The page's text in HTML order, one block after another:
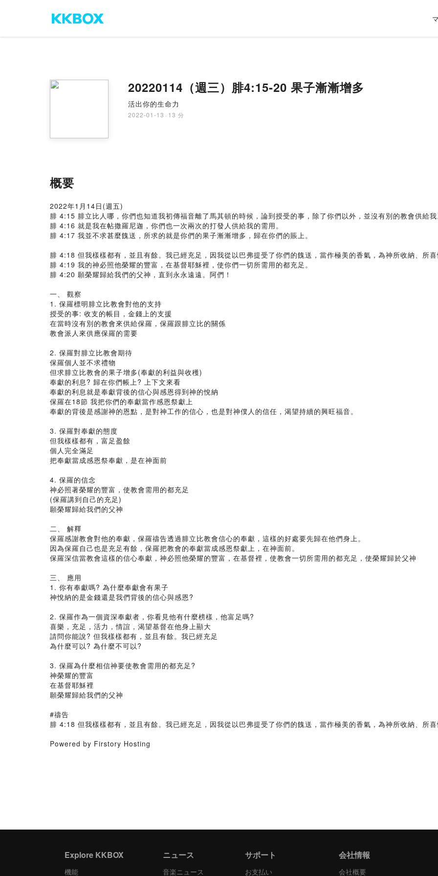
20220114（週三）腓4:15-20 果子漸漸增多
活出你的生命力
2022-01-13 · 13 分
概要
2022年1月14日(週五)
腓 4:15 腓立比人哪，你們也知道我初傳福音離了馬其頓的時候，論到授受的事，除了你們以外，並沒有別的教會供給我
腓 4:16 就是我在帖撒羅尼迦，你們也一次兩次的打發人供給我的需用。
腓 4:17 我並不求甚麼餽送，所求的就是你們的果子漸漸增多，歸在你們的賬上。
腓 4:18 但我樣樣都有，並且有餘。我已經充足，因我從以巴弗提受了你們的餽送，當作極美的香氣，為神所收納、所喜
腓 4:19 我的神必照他榮耀的豐富，在基督耶穌裡，使你們一切所需用的都充足。
腓 4:20 願榮耀歸給我們的父神，直到永永遠遠。阿們！
一、 觀察
1. 保羅標明腓立比教會對他的支持
授受的事: 收支的帳目，金錢上的支援
在當時沒有別的教會來供給保羅，保羅跟腓立比的關係
教會派人來供應保羅的需要
2. 保羅對腓立比教會期待
保羅個人並不求禮物
但求腓立比教會的果子增多(奉獻的利益與收穫)
奉獻的利息? 歸在你們帳上? 上下文來看
奉獻的利息就是奉獻背後的信心與感恩得到神的悅納
保羅在18節 我把你們的奉獻當作感恩祭獻上
奉獻的背後是感謝神的恩點，是對神工作的信心，也是對神僕人的信任，渴望持續的興旺福音。
3. 保羅對奉獻的態度
但我樣樣都有，富足盈餘
個人完全滿足
把奉獻當成感恩祭奉獻，是在神面前
4. 保羅的信念
神必照著榮耀的豐富，使教會需用的都充足
(保羅講到自己的充足)
願榮耀歸給我們的父神
二、 解釋
保羅感謝教會對他的奉獻，保羅禱告透過腓立比教會信心的奉獻，這樣的好處要先歸在他們身上。
因為保羅自己也是充足有餘，保羅把教會的奉獻當成感恩祭獻上，在神面前。
保羅深信當教會這樣的信心奉獻，神必照他榮耀的豐富，在基督裡，使教會一切所需用的都充足，使榮耀歸於父神
三、 應用
1. 你有奉獻嗎? 為什麼奉獻會有果子
神悅納的是金錢還是我們背後的信心與感恩?
2. 保羅作為一個資深奉獻者，你看見他有什麼榜樣，他富足嗎?
喜樂，充足，活力，情誼，渴望基督在他身上顯大
請問你能說? 但我樣樣都有，並且有餘。我已經充足
為什麼可以? 為什麼不可以?
3. 保羅為什麼相信神要使教會需用的都充足?
神榮耀的豐富
在基督耶穌裡
願榮耀歸給我們的父神
#禱告
腓 4:18 但我樣樣都有，並且有餘。我已經充足，因我從以巴弗提受了你們的餽送，當作極美的香氣，為神所收納、所喜
Powered by Firstory Hosting
Explore KKBOX
機能
ニュース
音楽ニュース
サポート
お支払い
会社情報
会社概要